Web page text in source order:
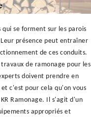
qui se forment sur les parois
présence peut entraîner
de ces conduits.
de ramonage pour les
doivent prendre en
c'est pour cela qu'on vous
Ramonage. Il s'agit d'un
appropriés et